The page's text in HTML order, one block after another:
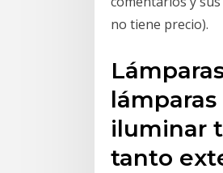
no tiene precio).
iluminar
tanto